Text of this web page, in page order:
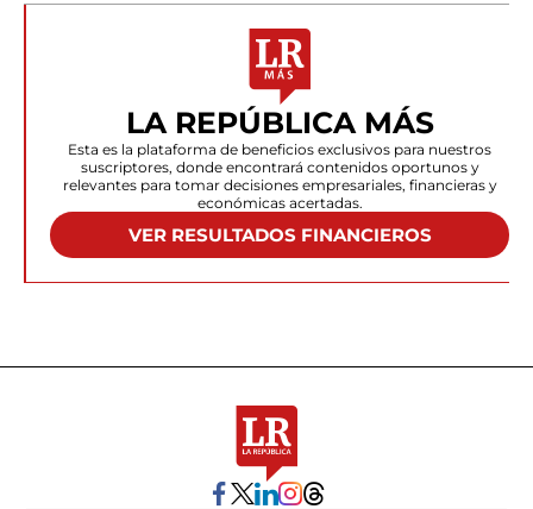
LA REPÚBLICA MÁS
Esta es la plataforma de beneficios exclusivos para nuestros
suscriptores, donde encontrará contenidos oportunos y
relevantes para tomar decisiones empresariales, financieras y
económicas acertadas.
VER RESULTADOS FINANCIEROS